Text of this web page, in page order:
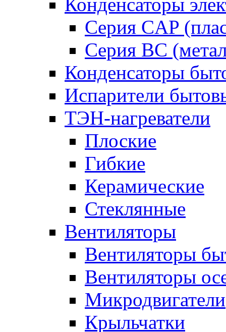
Серия CAP
Серия BC
Конденсаторы
Испарители
ТЭН-нагреватели
Плоские
Гибкие
Керамические
Стеклянные
Вентиляторы
Вентиляторы
Вентиляторы
Микродвигатели
Крыльчатки